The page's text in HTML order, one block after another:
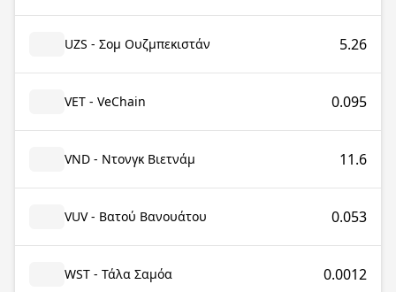
UZS - Σομ Ουζμπεκιστάν 5.26
VET - VeChain 0.095
VND - Ντονγκ Βιετνάμ 11.6
VUV - Βατού Βανουάτου 0.053
WST - Τάλα Σαμόα 0.0012